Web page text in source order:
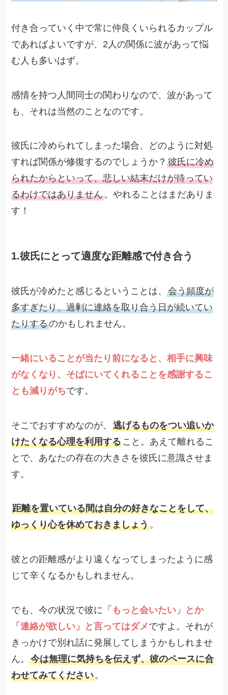
付き合っていく中で常に仲良くいられるカップル
であればよいですが、2人の関係に波があって悩
む人も多いはず。
感情を持つ人間同士の関わりなので、波があって
も、それは当然のことなのです。
彼氏に冷められてしまった場合、どのように対処
すれば関係が修復するのでしょうか？彼氏に冷め
られたからといって、悲しい結末だけが待ってい
るわけではありません。やれることはまだありま
す！
1.彼氏にとって適度な距離感で付き合う
彼氏が冷めたと感じるということは、会う頻度が
多すぎたり、過剰に連絡を取り合う日が続いてい
たりするのかもしれません。
一緒にいることが当たり前になると、相手に興味
がなくなり、そばにいてくれることを感謝するこ
とも減りがちです。
そこでおすすめなのが、逃げるものをつい追いか
けたくなる心理を利用すること。あえて離れるこ
とで、あなたの存在の大きさを彼氏に意識させま
す。
距離を置いている間は自分の好きなことをして、
ゆっくり心を休めておきましょう。
彼との距離感がより遠くなってしまったように感
じて辛くなるかもしれません。
でも、今の状況で彼に 「もっと会いたい」とか
「連絡が欲しい」と言ってはダメですよ。それが
きっかけで別れ話に発展してしまうかもしれませ
ん。今は無理に気持ちを伝えず、彼のペースに合
わせてみてください。